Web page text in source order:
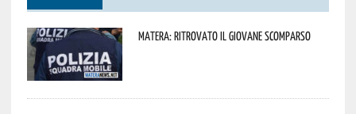
Matera: ritrovato il giovane scomparso